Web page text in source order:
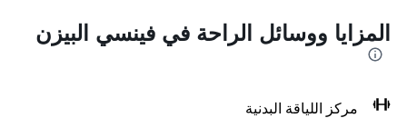
المزايا ووسائل الراحة في فينسي البيزن
مركز اللياقة البدنية